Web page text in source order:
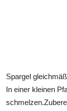
Spargel
In einer kleinen